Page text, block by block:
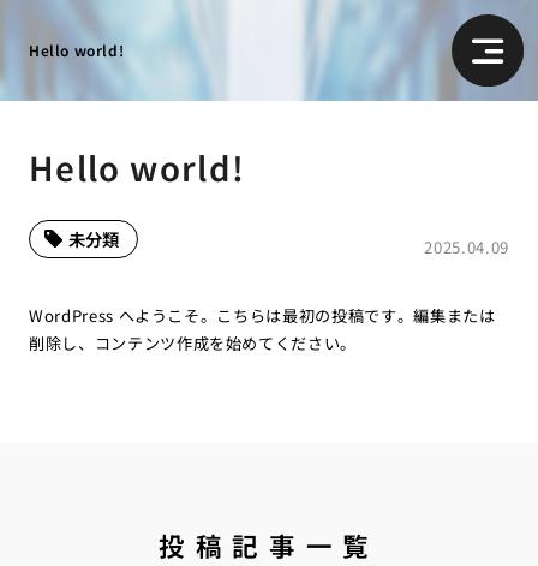
Hello world!
Hello world!
2025.04.09
未分類
WordPress へようこそ。こちらは最初の投稿です。編集または
削除し、コンテンツ作成を始めてください。
投稿記事一覧